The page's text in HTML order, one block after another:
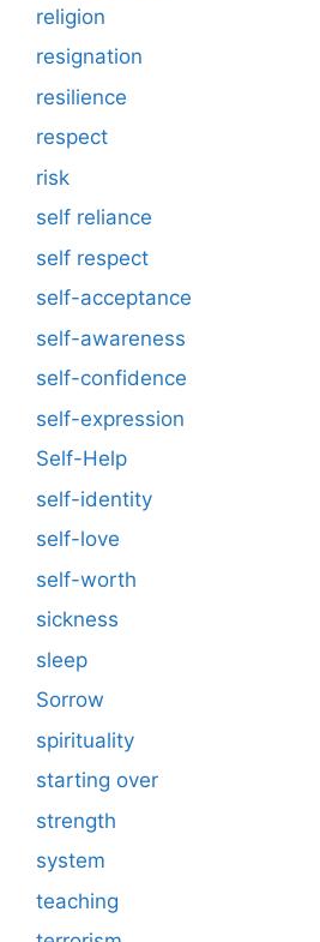
religion
resignation
resilience
respect
risk
self reliance
self respect
self-acceptance
self-awareness
self-confidence
self-expression
Self-Help
self-identity
self-love
self-worth
sickness
sleep
Sorrow
spirituality
starting over
strength
system
teaching